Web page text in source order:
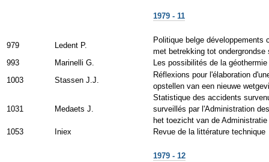
1979 - 11
979 Ledent P.
Politique belge développements
met betrekking tot ondergrondse
993
Marinelli G.
Les possibilités de la
1003
Stassen J.J.
Réflexions pour l'élaboration
opstellen van een nieuwe
1031 Medaets J.
Statistique des accidents
surveillés par l'Administration
het toezicht van de
1053
Iniex Revue de la littérature technique
1979 - 12